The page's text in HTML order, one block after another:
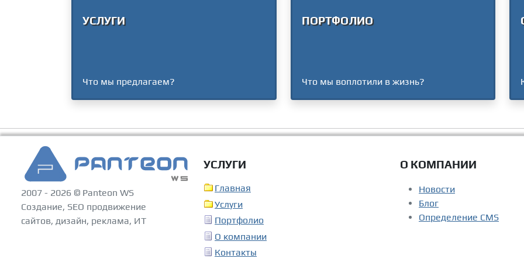
УСЛУГИ
Что мы предлагаем?
ПОРТФОЛИО
Что мы воплотили в жизнь?
2007 - 2026 © Panteon WS
Создание, SEO продвижение
сайтов, дизайн, реклама, ИТ
УСЛУГИ
Главная
Услуги
Портфолио
О компании
Контакты
О КОМПАНИИ
Новости
Блог
Определение CMS